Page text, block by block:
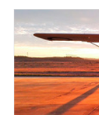
Valencia